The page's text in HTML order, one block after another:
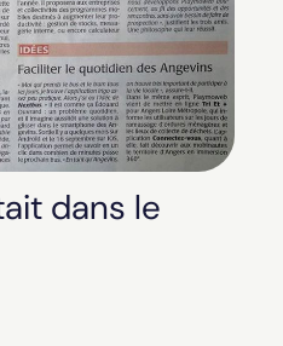
dans le